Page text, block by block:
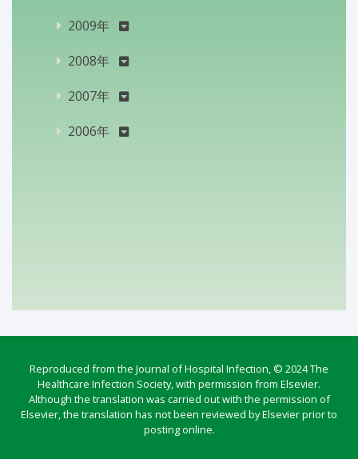
2009年
2008年
2007年
2006年
Reproduced from the Journal of Hospital Infection, © 2024 The
Healthcare Infection Society, with permission from Elsevier.
Although the translation was carried out with the permission of
Elsevier, the translation has not been reviewed by Elsevier prior to
posting online.